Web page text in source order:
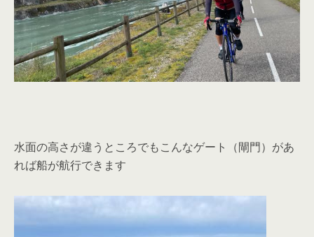
水面の高さが違うところでもこんなゲート（閘門）があ
れば船が航行できます